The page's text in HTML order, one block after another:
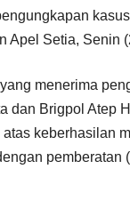
Apel Setia, Senin
menerima
dan Brigpol Atep
keberhasilan
pemberatan